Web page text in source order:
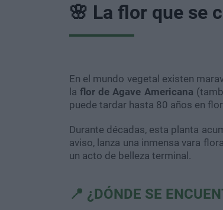
🌸 La flor que se
En el mundo vegetal existen
laflor de Agave Americana
puede tardar hasta 80 años en
Durante décadas, esta planta
aviso, lanza una inmensa vara
un acto de belleza terminal.
📍 ¿DÓNDE SE